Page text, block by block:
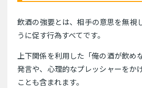
飲酒の強要とは、相手の意思を無視
うに促す行為すべてです。
上下関係を利用した「俺の酒が飲め
発言や、心理的なプレッシャーをか
ことも含まれます。